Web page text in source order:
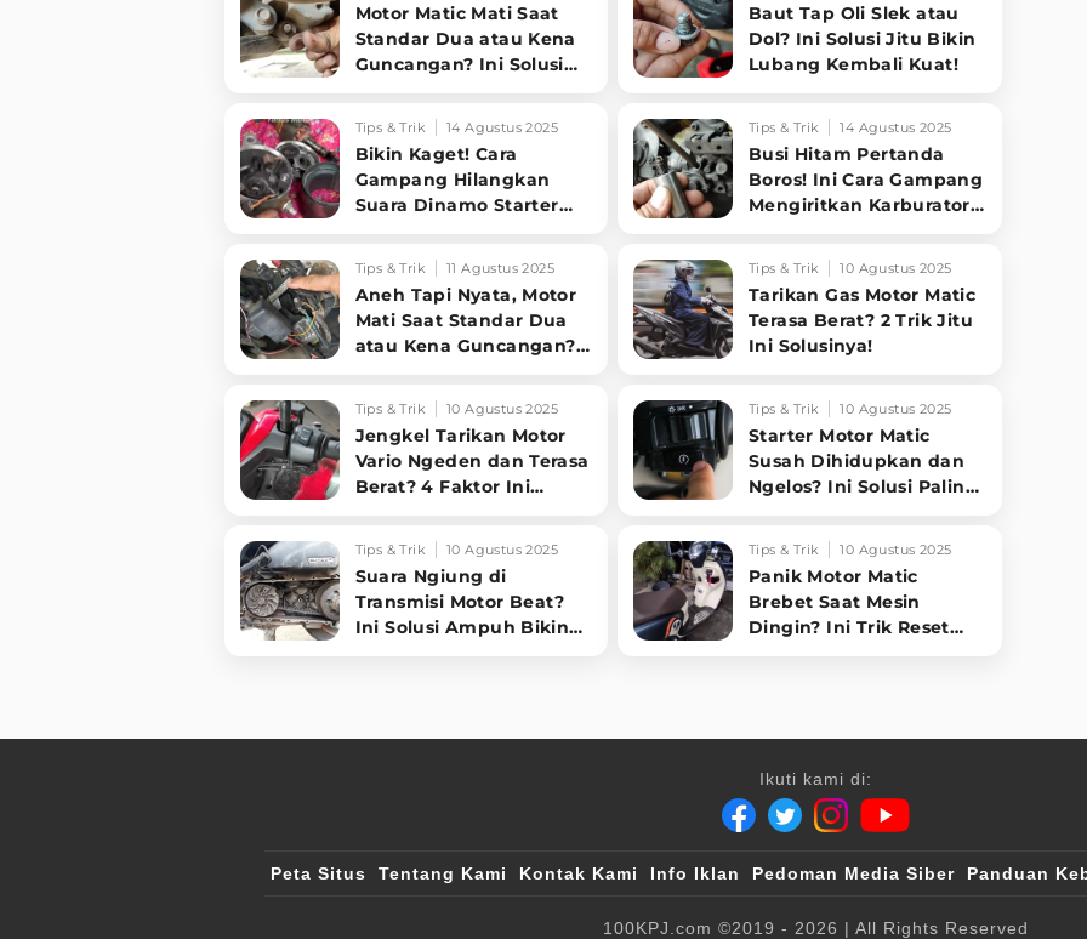
Motor Matic Mati Saat
Standar Dua atau Kena
Guncangan? Ini Solusi
Baut Tap Oli Slek atau
Dol? Ini Solusi Jitu Bikin
Lubang Kembali Kuat!
Tips & Trik 14 Agustus 2025
Bikin Kaget! Cara
Gampang Hilangkan
Suara Dinamo Starter
Dimatikan!
Tips & Trik 14 Agustus 2025
Busi Hitam Pertanda
Boros! Ini Cara Gampang
Mengiritkan Karburator
Tips & Trik 11 Agustus 2025
Aneh Tapi Nyata, Motor
Mati Saat Standar Dua
atau Kena Guncangan?
Kabel Ini!
Tips & Trik 10 Agustus 2025
Tarikan Gas Motor Matic
Terasa Berat? 2 Trik Jitu
Ini Solusinya!
Tips & Trik 10 Agustus 2025
Jengkel Tarikan Motor
Vario Ngeden dan Terasa
Berat? 4 Faktor Ini
Keroknya!
Tips & Trik 10 Agustus 2025
Starter Motor Matic
Susah Dihidupkan dan
Ngelos? Ini Solusi Paling
Tips & Trik 10 Agustus 2025
Suara Ngiung di
Transmisi Motor Beat?
Ini Solusi Ampuh Bikin
Tips & Trik 10 Agustus 2025
Panik Motor Matic
Brebet Saat Mesin
Dingin? Ini Trik Reset
Ikuti kami di:
Peta Situs Tentang Kami Kontak Kami Info Iklan Pedoman Media Siber Panduan
100KPJ.com ©2019 - 2026 | All Rights Reserved